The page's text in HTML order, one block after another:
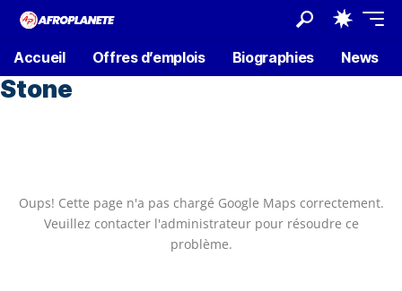
Accueil Offres d’emplois Biographies News
Stone
Oups! Cette page n'a pas chargé Google Maps correctement.
Veuillez contacter l'administrateur pour résoudre ce
problème.